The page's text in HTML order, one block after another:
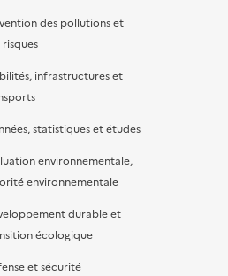
des pollutions et
risques
infrastructures et
statistiques et études
environnementale,
environnementale
durable et
écologique
et sécurité